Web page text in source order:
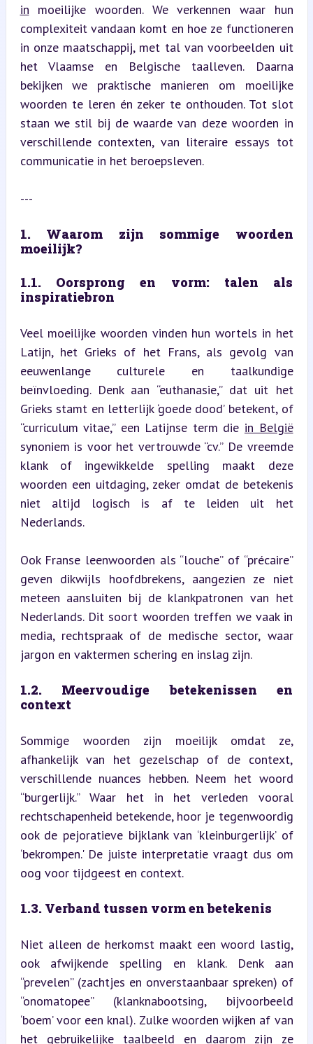
in moeilijke woorden. We verkennen waar hun
complexiteit vandaan komt en hoe ze functioneren
in onze maatschappij, met tal van voorbeelden uit
het Vlaamse en Belgische taalleven. Daarna
bekijken we praktische manieren om moeilijke
woorden te leren én zeker te onthouden. Tot slot
staan we stil bij de waarde van deze woorden in
verschillende contexten, van literaire essays tot
communicatie in het beroepsleven.
---
1. Waarom zijn sommige woorden
moeilijk?
1.1. Oorsprong en vorm: talen als
inspiratiebron
Veel moeilijke woorden vinden hun wortels in het
Latijn, het Grieks of het Frans, als gevolg van
eeuwenlange culturele en taalkundige
beïnvloeding. Denk aan “euthanasie,” dat uit het
Grieks stamt en letterlijk ‘goede dood’ betekent, of
“curriculum vitae,” een Latijnse term die in België
synoniem is voor het vertrouwde “cv.” De vreemde
klank of ingewikkelde spelling maakt deze
woorden een uitdaging, zeker omdat de betekenis
niet altijd logisch is af te leiden uit het
Nederlands.
Ook Franse leenwoorden als “louche” of “précaire”
geven dikwijls hoofdbrekens, aangezien ze niet
meteen aansluiten bij de klankpatronen van het
Nederlands. Dit soort woorden treffen we vaak in
media, rechtspraak of de medische sector, waar
jargon en vaktermen schering en inslag zijn.
1.2. Meervoudige betekenissen en
context
Sommige woorden zijn moeilijk omdat ze,
afhankelijk van het gezelschap of de context,
verschillende nuances hebben. Neem het woord
“burgerlijk.” Waar het in het verleden vooral
rechtschapenheid betekende, hoor je tegenwoordig
ook de pejoratieve bijklank van ‘kleinburgerlijk’ of
‘bekrompen.' De juiste interpretatie vraagt dus om
oog voor tijdgeest en context.
1.3. Verband tussen vorm en betekenis
Niet alleen de herkomst maakt een woord lastig,
ook afwijkende spelling en klank. Denk aan
“prevelen” (zachtjes en onverstaanbaar spreken) of
“onomatopee” (klanknabootsing, bijvoorbeeld
‘boem’ voor een knal). Zulke woorden wijken af van
het gebruikelijke taalbeeld en daarom zijn ze